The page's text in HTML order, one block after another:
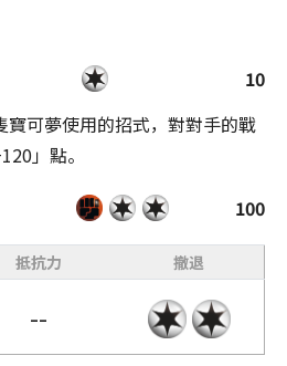
10
可夢使用的招式，對對手的戰
」點。
100
抵抗力 撤退
--